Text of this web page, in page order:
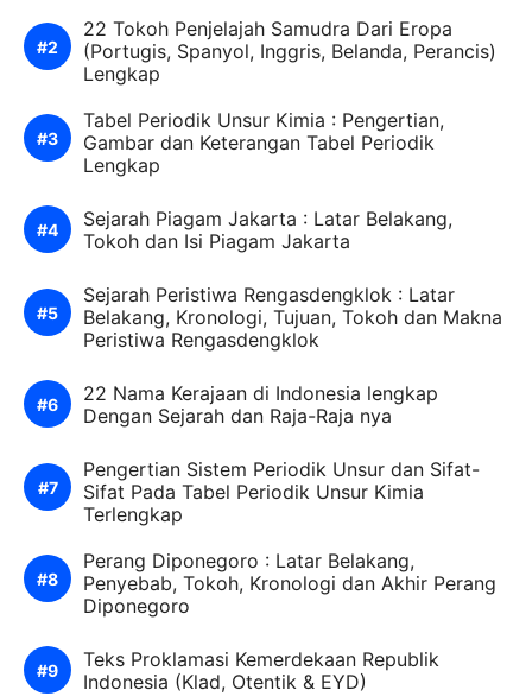
22 Tokoh Penjelajah Samudra Dari Eropa
(Portugis, Spanyol, Inggris, Belanda, Perancis)
Lengkap
Tabel Periodik Unsur Kimia : Pengertian,
Gambar dan Keterangan Tabel Periodik
Lengkap
Sejarah Piagam Jakarta : Latar Belakang,
Tokoh dan Isi Piagam Jakarta
Sejarah Peristiwa Rengasdengklok : Latar
Belakang, Kronologi, Tujuan, Tokoh dan Makna
Peristiwa Rengasdengklok
22 Nama Kerajaan di Indonesia lengkap
Dengan Sejarah dan Raja-Raja nya
Pengertian Sistem Periodik Unsur dan Sifat-
Sifat Pada Tabel Periodik Unsur Kimia
Terlengkap
Perang Diponegoro : Latar Belakang,
Penyebab, Tokoh, Kronologi dan Akhir Perang
Diponegoro
Teks Proklamasi Kemerdekaan Republik
Indonesia (Klad, Otentik & EYD)